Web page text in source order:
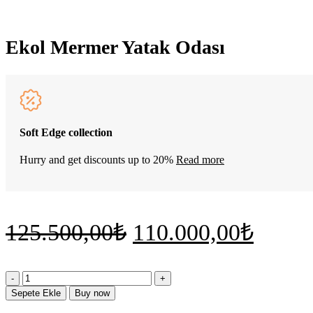
Ekol Mermer Yatak Odası
Soft Edge collection
Hurry and get discounts up to 20% Read more
125.500,00₺ Orijinal
125.500,00₺.
110.000,00₺Şu
Ekol
Mermer
Yatak
Sepete Ekle Buy now